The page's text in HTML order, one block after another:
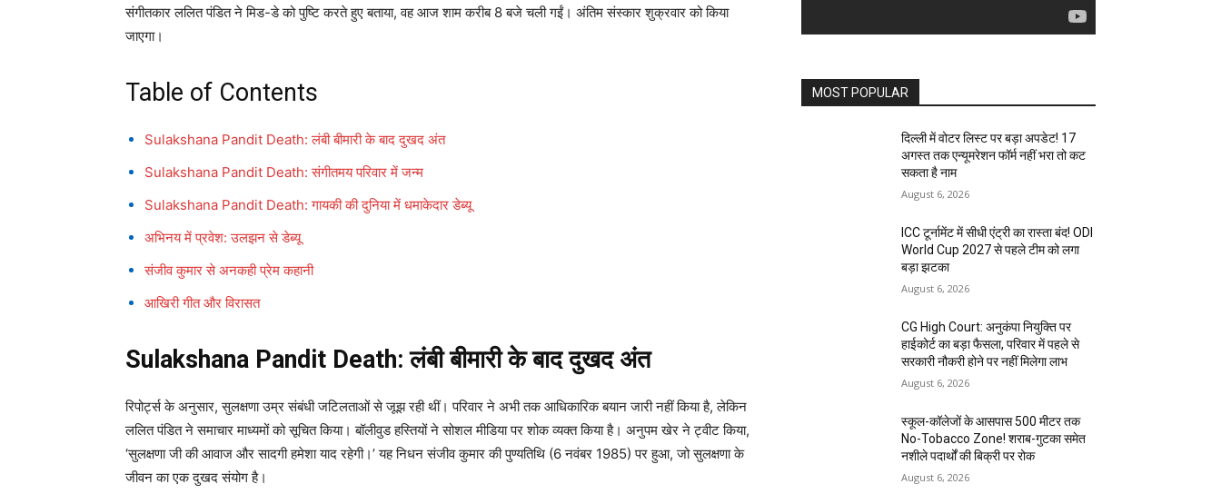
संगीतकार ललित पंडित ने मिड-डे को पुष्टि करते हुए बताया, वह आज शाम करीब 8 बजे चली गईं। अंतिम संस्कार शुक्रवार को किया
जाएगा।
Table of Contents
Sulakshana Pandit Death: लंबी बीमारी के बाद दुखद अंत
Sulakshana Pandit Death: संगीतमय परिवार में जन्म
Sulakshana Pandit Death: गायकी की दुनिया में धमाकेदार डेब्यू
अभिनय में प्रवेश: उलझन से डेब्यू
संजीव कुमार से अनकही प्रेम कहानी
आखिरी गीत और विरासत
Sulakshana Pandit Death: लंबी बीमारी के बाद दुखद अंत
रिपोर्ट्स के अनुसार, सुलक्षणा उम्र संबंधी जटिलताओं से जूझ रही थीं। परिवार ने अभी तक आधिकारिक बयान जारी नहीं किया है, लेकिन
ललित पंडित ने समाचार माध्यमों को सूचित किया। बॉलीवुड हस्तियों ने सोशल मीडिया पर शोक व्यक्त किया है। अनुपम खेर ने ट्वीट किया,
‘सुलक्षणा जी की आवाज और सादगी हमेशा याद रहेगी।’ यह निधन संजीव कुमार की पुण्यतिथि (6 नवंबर 1985) पर हुआ, जो सुलक्षणा के
जीवन का एक दुखद संयोग है।
MOST POPULAR
दिल्ली में वोटर लिस्ट पर बड़ा अपडेट! 17
अगस्त तक एन्यूमरेशन फॉर्म नहीं भरा तो कट
सकता है नाम
August 6, 2026
ICC टूर्नामेंट में सीधी एंट्री का रास्ता बंद! ODI
World Cup 2027 से पहले टीम को लगा
बड़ा झटका
August 6, 2026
CG High Court: अनुकंपा नियुक्ति पर
हाईकोर्ट का बड़ा फैसला, परिवार में पहले से
सरकारी नौकरी होने पर नहीं मिलेगा लाभ
August 6, 2026
स्कूल-कॉलेजों के आसपास 500 मीटर तक
No-Tobacco Zone! शराब-गुटका समेत
नशीले पदार्थों की बिक्री पर रोक
August 6, 2026